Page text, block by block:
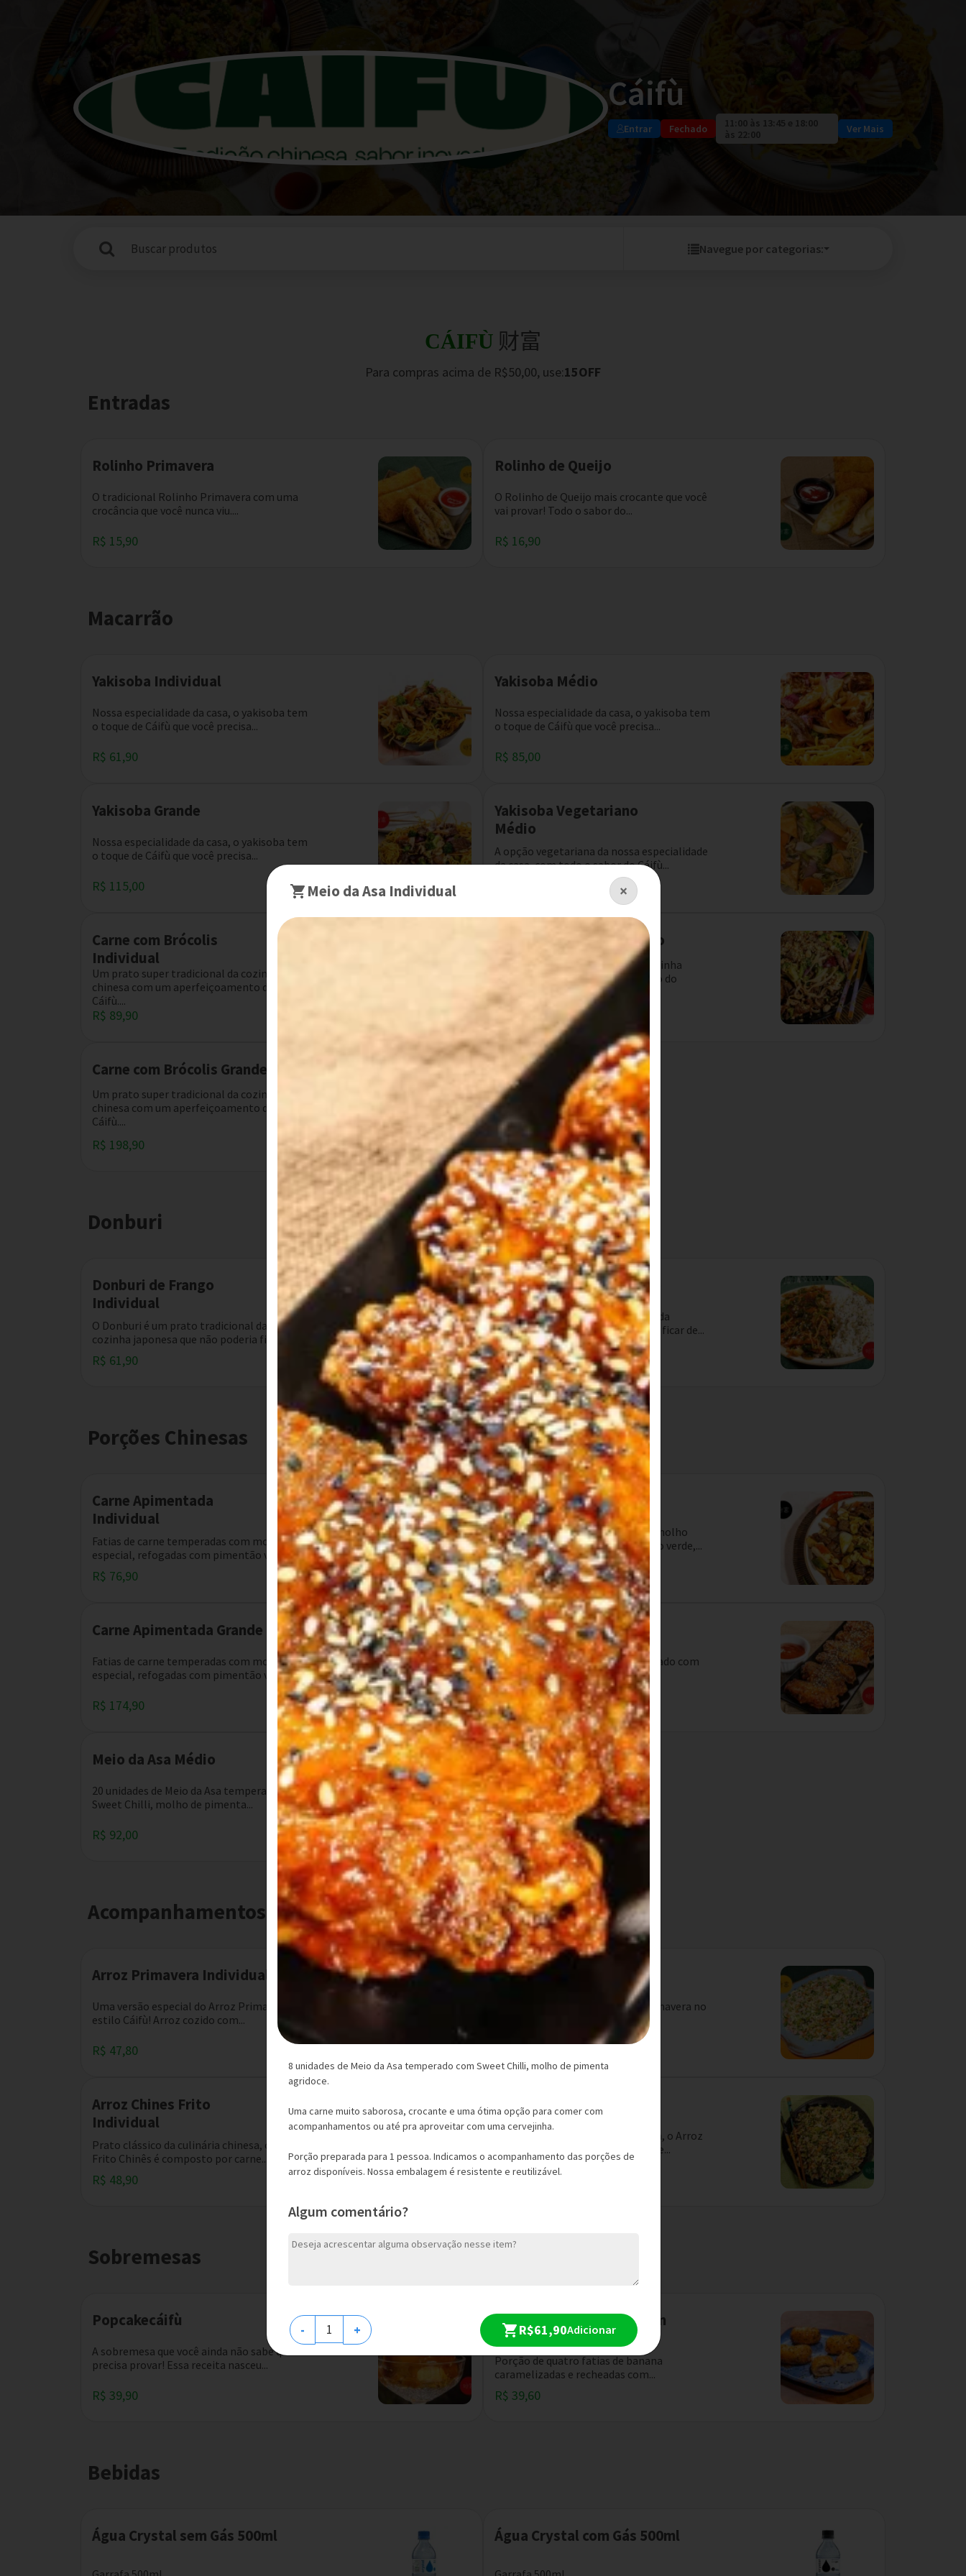
Meio da Asa Individual ×
8 unidades de Meio da Asa temperado com Sweet Chilli, molho de pimenta
agridoce.
Uma carne muito saborosa, crocante e uma ótima opção para comer com
acompanhamentos ou até pra aproveitar com uma cervejinha.
Porção preparada para 1 pessoa. Indicamos o acompanhamento das porções de
arroz disponíveis. Nossa embalagem é resistente e reutilizável.
Algum comentário?
- + R$61,90Adicionar
Cáifù
Entrar Fechado
11:00 às 13:45 e 18:00
Ver Mais
Navegue por categorias:
CÁIFÙ 财富
Para compras acima de R$50,00, use:15OFF
Entradas
Rolinho Primavera
O tradicional Rolinho Primavera com uma
crocância que você nunca viu....
R$ 15,90
Rolinho de Queijo
O Rolinho de Queijo mais crocante que você
vai provar! Todo o sabor do...
R$ 16,90
Macarrão
Yakisoba Individual
Nossa especialidade da casa, o yakisoba tem
o toque de Cáifù que você precisa...
R$ 61,90
Yakisoba Médio
Nossa especialidade da casa, o yakisoba tem
o toque de Cáifù que você precisa...
R$ 85,00
Yakisoba Grande
Nossa especialidade da casa, o yakisoba tem
o toque de Cáifù que você precisa...
R$ 115,00
Yakisoba Vegetariano
Médio
A opção vegetariana da nossa especialidade
da casa, com todo o sabor do Cáifù...
Carne com Brócolis
Individual
Um prato super tradicional da cozinha
chinesa com um aperfeiçoamento do
Cáifù....
R$ 89,90
Carne com Brócolis Médio
Um prato super tradicional da cozinha
chinesa com um aperfeiçoamento do
Cáifù....
Carne com Brócolis Grande
Um prato super tradicional da cozinha
chinesa com um aperfeiçoamento do
Cáifù....
R$ 198,90
Donburi
Donburi de Frango
Individual
O Donburi é um prato tradicional da
cozinha japonesa que não poderia ficar de...
R$ 61,90
Donburi de Frango Médio
O Donburi é um prato tradicional da
cozinha japonesa que não poderia ficar de...
R$ 85,00
Porções Chinesas
Carne Apimentada
Individual
Fatias de carne temperadas com molho
especial, refogadas com pimentão verde,...
R$ 76,90
Carne Apimentada Médio
Fatias de carne temperadas com molho
especial, refogadas com pimentão verde,...
R$ 109,60
Carne Apimentada Grande
Fatias de carne temperadas com molho
especial, refogadas com pimentão verde,...
R$ 174,90
Meio da Asa Individual
8 unidades de Meio da Asa temperado com
Sweet Chilli, molho de pimenta...
R$ 61,90
Meio da Asa Médio
20 unidades de Meio da Asa temperado com
Sweet Chilli, molho de pimenta...
R$ 92,00
Acompanhamentos
Arroz Primavera Individual
Uma versão especial do Arroz Primavera no
estilo Cáifù! Arroz cozido com...
R$ 47,80
Arroz Primavera Médio
Uma versão especial do Arroz Primavera no
estilo Cáifù! Arroz cozido com...
Arroz Chines Frito
Individual
Prato clássico da culinária chinesa, o Arroz
Frito Chinês é composto por carne...
R$ 48,90
Arroz Chinês Frito Médio
Prato clássico da culinária chinesa, o Arroz
Frito Chinês é composto por carne...
R$ 79,30
Sobremesas
Popcakecáifù
A sobremesa que você ainda não sabe que
precisa provar! Essa receita nasceu...
R$ 39,90
Banana Caramelizada com
Chocolate
Porção de quatro fatias de banana
caramelizadas e recheadas com...
R$ 39,60
Bebidas
Água Crystal sem Gás 500ml Água Crystal com Gás 500ml